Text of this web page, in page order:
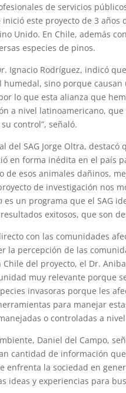
de servicios
este proyecto de 3
Unido. En Chile, además
especies de pinos.
Ignacio Rodríguez, indicó
sino porque
lo que esta alianza que
a nivel latinoamericano,
control”, señaló.
del SAG Jorge Oltra,
en forma inédita en el país
de esos animales dañinos,
de investigación nos
es un programa que el SAG
exitosos, que son
con las comunidades
la percepción de las
del proyecto, el Dr.
muy relevante porque
invasoras porque les
para manejar
o controladas a
Daniel del Campo,
cantidad de información
enfrenta la sociedad en
ideas y experiencias para